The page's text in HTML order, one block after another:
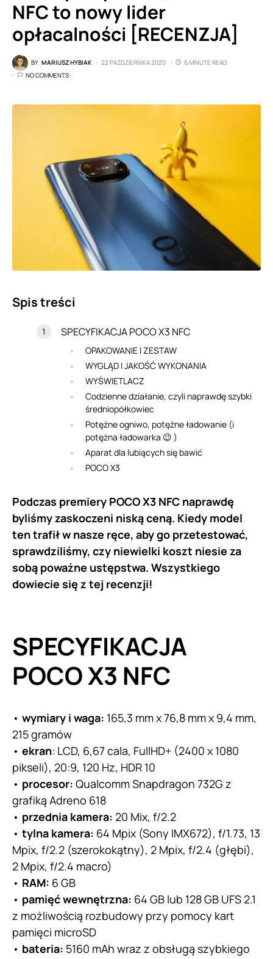
NFC to nowy lider
opłacalności [RECENZJA]
BY MARIUSZ HYBIAK 22 PAŹDZIERNIKA 2020
6 MINUTE READ
NO COMMENTS
Spis treści
SPECYFIKACJA POCO X3 NFC
OPAKOWANIE I ZESTAW
WYGLĄD I JAKOŚĆ WYKONANIA
WYŚWIETLACZ
Codzienne działanie, czyli naprawdę szybki
średniopółkowiec
Potężne ogniwo, potężne ładowanie (i
potężna ładowarka 😉 )
Aparat dla lubiących się bawić
POCO X3
Podczas premiery POCO X3 NFC naprawdę
byliśmy zaskoczeni niską ceną. Kiedy model
ten trafił w nasze ręce, aby go przetestować,
sprawdziliśmy, czy niewielki koszt niesie za
sobą poważne ustępstwa. Wszystkiego
dowiecie się z tej recenzji!
SPECYFIKACJA
POCO X3 NFC
• wymiary i waga: 165,3 mm x 76,8 mm x 9,4 mm,
215 gramów
• ekran: LCD, 6,67 cala, FullHD+ (2400 x 1080
pikseli), 20:9, 120 Hz, HDR 10
• procesor: Qualcomm Snapdragon 732G z
grafiką Adreno 618
• przednia kamera: 20 Mix, f/2.2
• tylna kamera: 64 Mpix (Sony IMX672), f/1.73, 13
Mpix, f/2.2 (szerokokątny), 2 Mpix, f/2.4 (głębi),
2 Mpix, f/2.4 macro)
• RAM: 6 GB
• pamięć wewnętrzna: 64 GB lub 128 GB UFS 2.1
z możliwością rozbudowy przy pomocy kart
pamięci microSD
• bateria: 5160 mAh wraz z obsługą szybkiego